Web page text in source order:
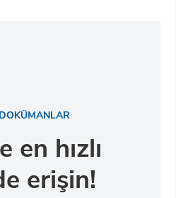
en hızlı
erişin!